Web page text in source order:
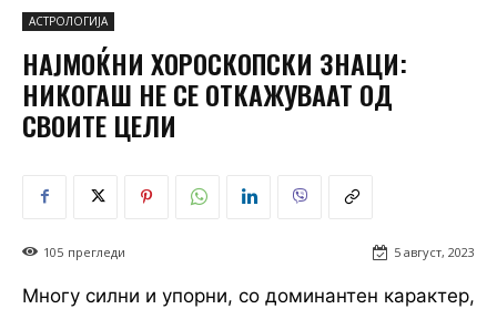
АСТРОЛОГИЈА
НАЈМОЌНИ ХОРОСКОПСКИ ЗНАЦИ:
НИКОГАШ НЕ СЕ ОТКАЖУВААТ ОД
СВОИТЕ ЦЕЛИ
5 август, 2023
105 прегледи
Многу силни и упорни, со доминантен карактер,